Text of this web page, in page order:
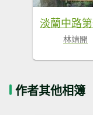
林靖開
作者其他相簿